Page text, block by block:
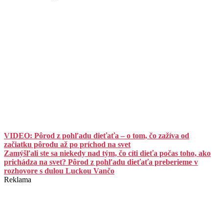
VIDEO: Pôrod z pohľadu dieťaťa – o tom, čo zažíva od
začiatku pôrodu až po príchod na svet
Zamýšľali ste sa niekedy nad tým, čo cíti dieťa počas toho, ako
prichádza na svet? Pôrod z pohľadu dieťaťa preberieme v
rozhovore s dulou Luckou Vančo
Reklama